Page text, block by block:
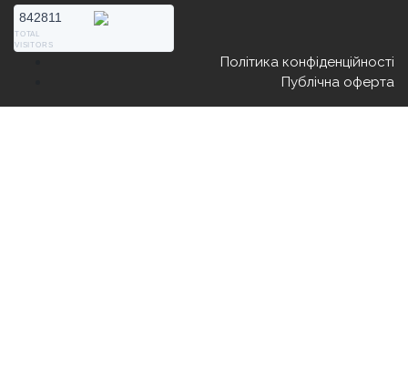
842811
TOTAL
VISITORS
Політика конфіденційності
Публічна оферта